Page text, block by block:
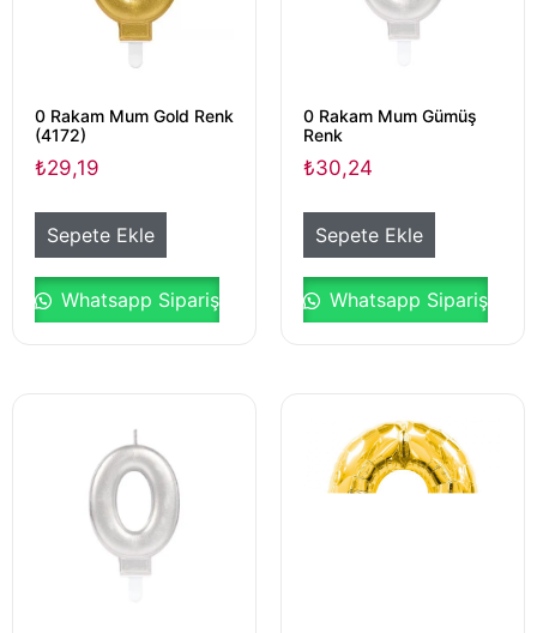
0 Rakam Mum Gold Renk
(4172)
₺29,19
Sepete Ekle
Whatsapp Sipariş
0 Rakam Mum Gümüş
Renk
₺30,24
Sepete Ekle
Whatsapp Sipariş